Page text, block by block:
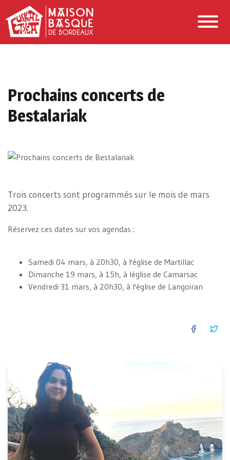
Prochains concerts de
Bestalariak
Trois concerts sont programmés sur le mois de mars
2023.
Réservez ces dates sur vos agendas :
Samedi 04 mars, à 20h30, à l'église de Martillac
Dimanche 19 mars, à 15h, à léglise de Camarsac
Vendredi 31 mars, à 20h30, à l'église de Langoiran